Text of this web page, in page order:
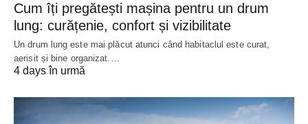
Cum îți pregătești mașina pentru un drum
lung: curățenie, confort și vizibilitate
Un drum lung este mai plăcut atunci când habitaclul este curat,
aerisit și bine organizat.…
4 days în urmă